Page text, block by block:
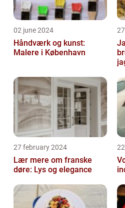
02 june 2024
Håndværk og kunst:
Malere i København
27 february 2024
Lær mere om franske
døre: Lys og elegance